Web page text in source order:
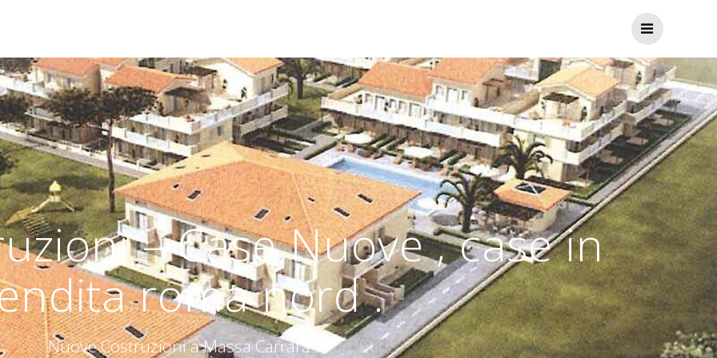
– Case Nuove , case in
roma nord .
Nuove Costruzioni a Massa Carrara